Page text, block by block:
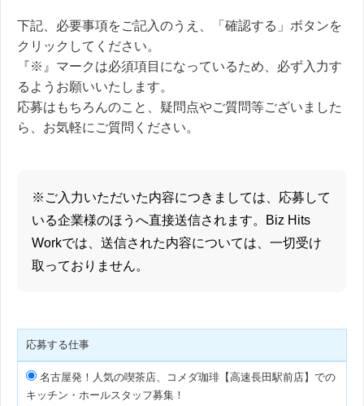
下記、必要事項をご記入のうえ、「確認する」ボタンを
クリックしてください。
『※』マークは必須項目になっているため、必ず入力す
るようお願いいたします。
応募はもちろんのこと、疑問点やご質問等ございました
ら、お気軽にご質問ください。
※ご入力いただいた内容につきましては、応募して
いる企業様のほうへ直接送信されます。Biz Hits
Workでは、送信された内容については、一切受け
取っておりません。
応募する仕事
名古屋発！人気の喫茶店、コメダ珈琲【高速長田駅前店】での
キッチン・ホールスタッフ募集！